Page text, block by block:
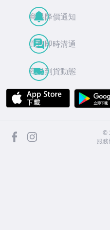
商品降價通知
買賣即時溝通
商品到貨動態
APP Store
facebook ©
服務